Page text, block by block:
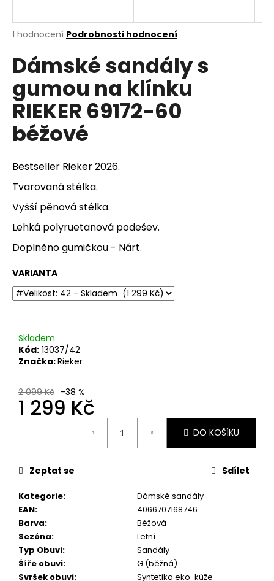
Průměrné
produktu
je
z
5
hvězdiček.
1 hodnocení Podrobnosti hodnocení
Dámské sandály s
gumou na klínku
RIEKER 69172-60
béžové
Bestseller Rieker 2026.
Tvarovaná stélka.
Vyšší pěnová stélka.
Lehká polyruetanová podešev.
Doplněno gumičkou - Nárt.
VARIANTA
Skladem
Kód: 13037/42
Značka:Rieker
2 099 Kč –38 %
1 299 Kč
DO KOŠÍKU
Kategorie:
Dámské sandály
EAN:
4066707168746
Barva:
Béžová
Sezóna:
Letní
Typ Obuvi:
Sandály
Šíře obuvi:
G (běžná)
Svršek obuvi:
Syntetika eko-kůže
Zeptat se Sdílet
j
t
?
D
o
p
o
r
č
u
j
e
m
e
DÁMSKÉ
SANDÁLY
NA
PODPATKU
20
BÍLÉ
990
Kč
Původně:
299
Kč